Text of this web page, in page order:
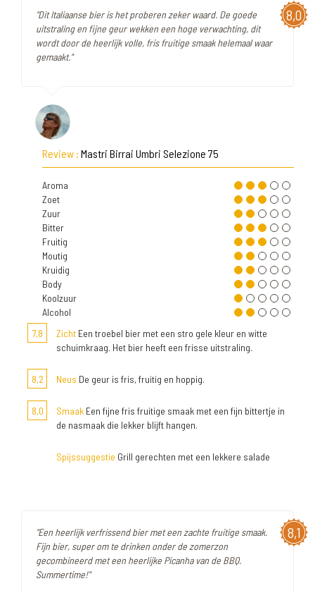
8,0
"Dit Italiaanse bier is het proberen zeker waard. De goede
uitstraling en fijne geur wekken een hoge verwachting, dit
wordt door de heerlijk volle, fris fruitige smaak helemaal waar
gemaakt."
Review : Mastri Birrai Umbri Selezione 75
Aroma
Zoet
Zuur
Bitter
Fruitig
Moutig
Kruidig
Body
Koolzuur
Alcohol
7,8
Zicht Een troebel bier met een stro gele kleur en witte
schuimkraag. Het bier heeft een frisse uitstraling.
8,2 Neus De geur is fris, fruitig en hoppig.
8,0 Smaak Een fijne fris fruitige smaak met een fijn bittertje in
de nasmaak die lekker blijft hangen.
Spijssuggestie Grill gerechten met een lekkere salade
8,1
"Een heerlijk verfrissend bier met een zachte fruitige smaak.
Fijn bier, super om te drinken onder de zomerzon
gecombineerd met een heerlijke Picanha van de BBQ.
Summertime!"